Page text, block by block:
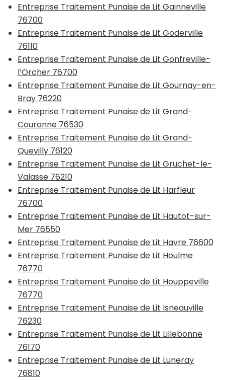
Entreprise Traitement Punaise de Lit Gainneville
76700
Entreprise Traitement Punaise de Lit Goderville
76110
Entreprise Traitement Punaise de Lit Gonfreville-
l’Orcher 76700
Entreprise Traitement Punaise de Lit Gournay-en-
Bray 76220
Entreprise Traitement Punaise de Lit Grand-
Couronne 76530
Entreprise Traitement Punaise de Lit Grand-
Quevilly 76120
Entreprise Traitement Punaise de Lit Gruchet-le-
Valasse 76210
Entreprise Traitement Punaise de Lit Harfleur
76700
Entreprise Traitement Punaise de Lit Hautot-sur-
Mer 76550
Entreprise Traitement Punaise de Lit Havre 76600
Entreprise Traitement Punaise de Lit Houlme
76770
Entreprise Traitement Punaise de Lit Houppeville
76770
Entreprise Traitement Punaise de Lit Isneauville
76230
Entreprise Traitement Punaise de Lit Lillebonne
76170
Entreprise Traitement Punaise de Lit Luneray
76810